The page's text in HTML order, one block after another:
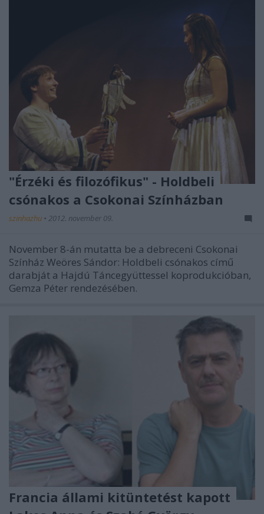
"Érzéki és filozófikus" - Holdbeli
csónakos a Csokonai Színházban
szinhazhu • 2012. november 09.
November 8-án mutatta be a debreceni Csokonai
Színház Weöres Sándor: Holdbeli csónakos című
darabját a Hajdú Táncegyüttessel koprodukcióban,
Gemza Péter rendezésében.
Francia állami kitüntetést kapott